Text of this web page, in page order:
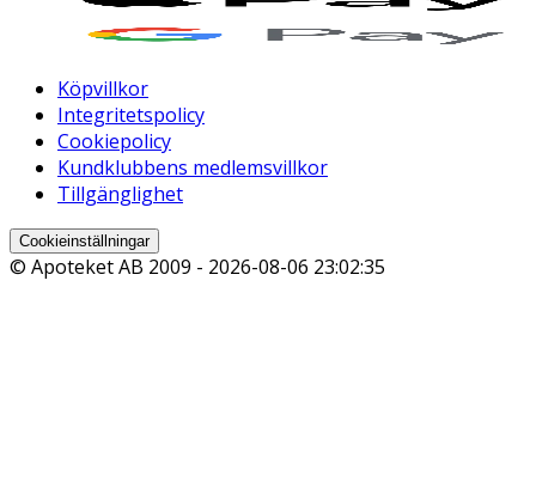
Köpvillkor
Integritetspolicy
Cookiepolicy
Kundklubbens medlemsvillkor
Tillgänglighet
Cookieinställningar
© Apoteket AB 2009 - 2026-08-06 23:02:35